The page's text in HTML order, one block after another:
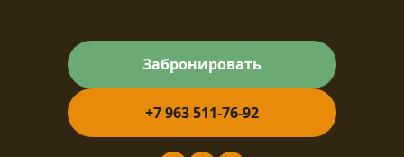
Забронировать
+7 963 511-76-92